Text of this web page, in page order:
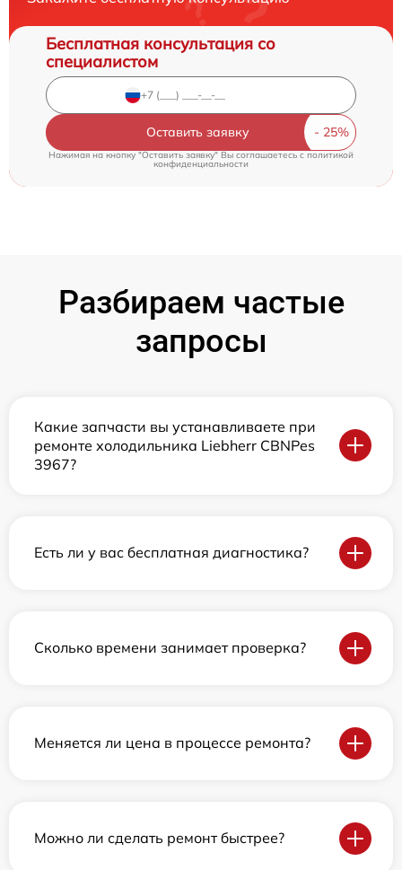
Бесплатная консультация со
специалистом
Оставить заявку
Нажимая на кнопку "Оставить заявку" Вы соглашаетесь cполитикой
конфиденциальности
Разбираем частые
запросы
Какие запчасти вы устанавливаете при
ремонте холодильника Liebherr CBNPes
3967?
Есть ли у вас бесплатная диагностика?
Сколько времени занимает проверка?
Меняется ли цена в процессе ремонта?
Можно ли сделать ремонт быстрее?